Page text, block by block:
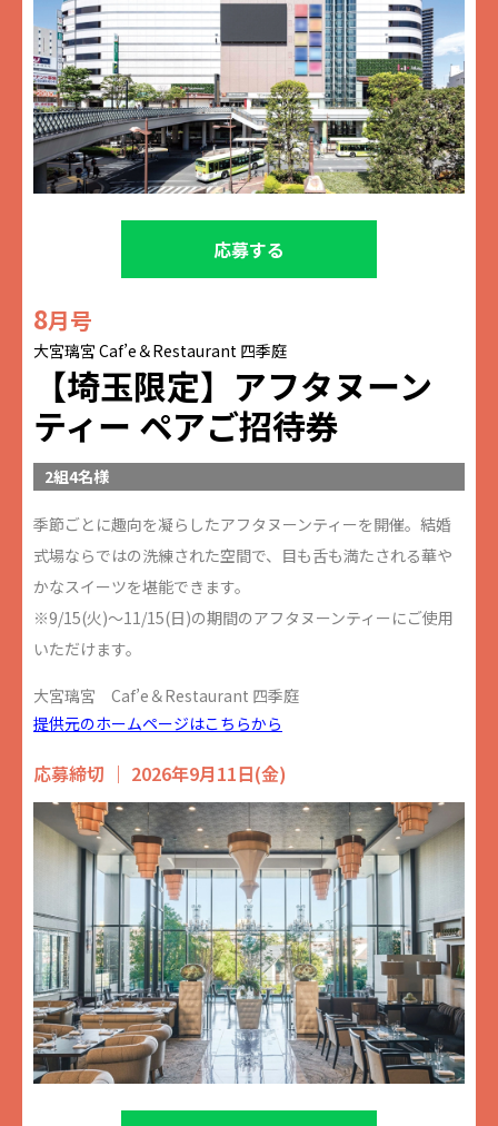
応募する
8月号
大宮璃宮 Caf’e＆Restaurant 四季庭
【埼玉限定】アフタヌーン
ティー ペアご招待券
2組4名様
季節ごとに趣向を凝らしたアフタヌーンティーを開催。結婚
式場ならではの洗練された空間で、目も舌も満たされる華や
かなスイーツを堪能できます。
※9/15(火)～11/15(日)の期間のアフタヌーンティーにご使用
いただけます。
大宮璃宮 Caf’e＆Restaurant 四季庭
提供元のホームページはこちらから
応募締切 ｜ 2026年9月11日(金)